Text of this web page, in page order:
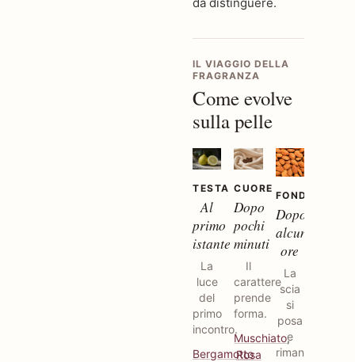
IL VIAGGIO DELLA
FRAGRANZA
Come evolve
sulla pelle
TESTA
Al
primo
istante
La
luce
del
primo
incontro.
Bergamotto
CUORE
Dopo
pochi
minuti
Il
carattere
prende
forma.
Muschiato,
Rosa
FONDO
Dopo
alcune
ore
La
scia
si
posa
e
rimane.